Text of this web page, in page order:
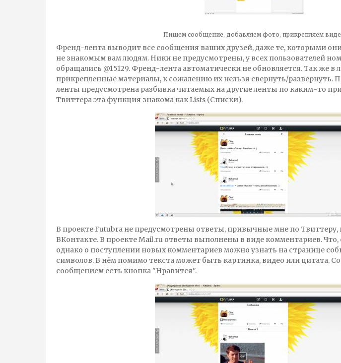
Пишем сообщение, добавляем фото, прикрепляем
Френд-лента выводит все сообщения ваших друзей, даже те, которыми
не знакомым вам людям. Ники не предусмотрены, у всех пользователей
обращались @15129. Френд-лента автоматически не обновляется. Так же в
прикрепленные материалы, к сожалению их нельзя свернуть/
ленты предусмотрена разбивка читаемых на другие ленты по каким-то
Твиттера эта функция знакома как Lists (Списки).
В проекте Futubra не предусмотрены ответы, привычные мне по Твиттеру,
ВКонтакте. В проекте Mail.ru ответы выполнены в виде комментариев. Что,
однако о поступлении новых комментариев можно узнать на странице
символов. В нём помимо текста может быть картинка, видео или цитата.
сообщением есть кнопка "Нравится".